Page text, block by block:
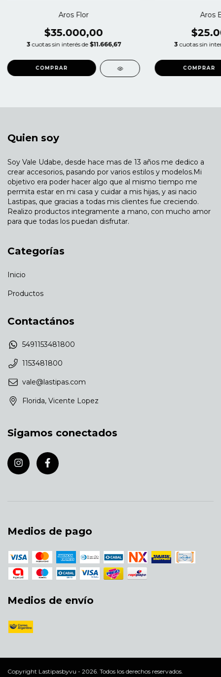
Aros Flor
$35.000,00
3 cuotas sin interés de $11.666,67
Aros
3 cuotas sin
Quien soy
Soy Vale Udabe, desde hace mas de 13 años me dedico a
crear accesorios, pasando por varios estilos y modelos.Mi
objetivo era poder hacer algo que al mismo tiempo me
permita estar en mi casa y cuidar a mis hijas, y asi nacio
Lastipas, que gracias a todas mis clientes fue creciendo.
Realizo productos integramente a mano, con mucho amor
para que todas los puedan disfrutar.
Categorías
Inicio
Productos
Contactános
5491153481800
1153481800
vale@lastipas.com
Florida, Vicente Lopez
Sigamos conectados
Medios de pago
Medios de envío
Copyright Lastipasbyvu - 2026. Todos los derechos reservados.